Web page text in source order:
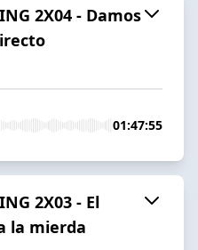
2X04 - Damos
01:47:55
2X03 - El
la mierda